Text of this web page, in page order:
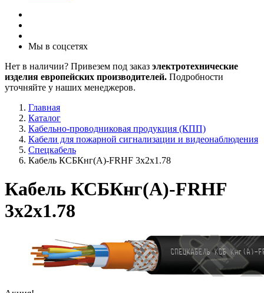
Мы в соцсетях
Нет в наличии? Привезем под заказ электротехнические
изделия европейских производителей. Подробности
уточняйте у наших менеджеров.
Главная
Каталог
Кабельно-проводниковая продукция (КПП)
Кабели для пожарной сигнализации и видеонаблюдения
Спецкабель
Кабель КСБКнг(А)-FRHF 3х2х1.78
Кабель КСБКнг(А)-FRHF
3х2х1.78